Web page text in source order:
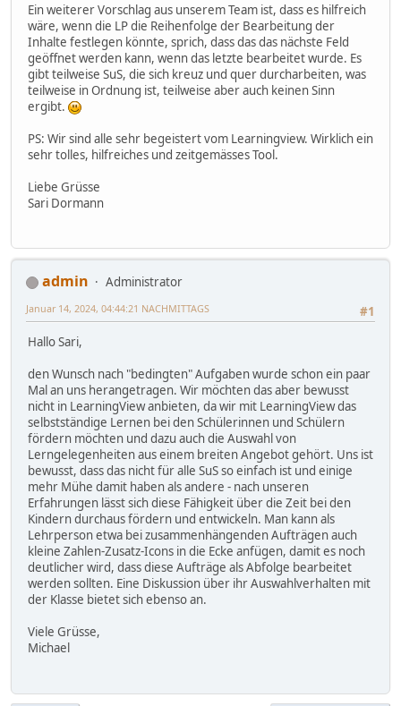
Ein weiterer Vorschlag aus unserem Team ist, dass es hilfreich
wäre, wenn die LP die Reihenfolge der Bearbeitung der
Inhalte festlegen könnte, sprich, dass das das nächste Feld
geöffnet werden kann, wenn das letzte bearbeitet wurde. Es
gibt teilweise SuS, die sich kreuz und quer durcharbeiten, was
teilweise in Ordnung ist, teilweise aber auch keinen Sinn
ergibt.
PS: Wir sind alle sehr begeistert vom Learningview. Wirklich ein
sehr tolles, hilfreiches und zeitgemässes Tool.
Liebe Grüsse
Sari Dormann
admin
Administrator
#1
Januar 14, 2024, 04:44:21 NACHMITTAGS
Hallo Sari,
den Wunsch nach "bedingten" Aufgaben wurde schon ein paar
Mal an uns herangetragen. Wir möchten das aber bewusst
nicht in LearningView anbieten, da wir mit LearningView das
selbstständige Lernen bei den Schülerinnen und Schülern
fördern möchten und dazu auch die Auswahl von
Lerngelegenheiten aus einem breiten Angebot gehört. Uns ist
bewusst, dass das nicht für alle SuS so einfach ist und einige
mehr Mühe damit haben als andere - nach unseren
Erfahrungen lässt sich diese Fähigkeit über die Zeit bei den
Kindern durchaus fördern und entwickeln. Man kann als
Lehrperson etwa bei zusammenhängenden Aufträgen auch
kleine Zahlen-Zusatz-Icons in die Ecke anfügen, damit es noch
deutlicher wird, dass diese Aufträge als Abfolge bearbeitet
werden sollten. Eine Diskussion über ihr Auswahlverhalten mit
der Klasse bietet sich ebenso an.
Viele Grüsse,
Michael